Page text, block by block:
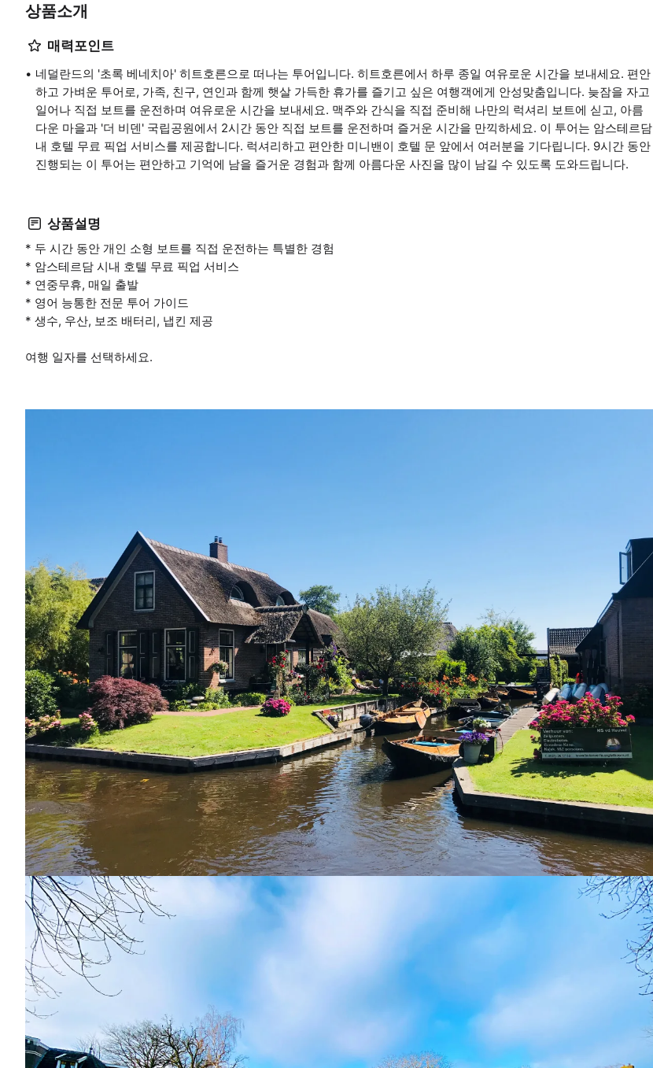
상품소개
매력포인트
네덜란드의 '초록 베네치아' 히트호른으로 떠나는 투어입니다. 히트호른에서 하루 종일 여유로운 시간을 보내세요. 편안
하고 가벼운 투어로, 가족, 친구, 연인과 함께 햇살 가득한 휴가를 즐기고 싶은 여행객에게 안성맞춤입니다. 늦잠을 자고
일어나 직접 보트를 운전하며 여유로운 시간을 보내세요. 맥주와 간식을 직접 준비해 나만의 럭셔리 보트에 싣고, 아름
다운 마을과 '더 비덴' 국립공원에서 2시간 동안 직접 보트를 운전하며 즐거운 시간을 만끽하세요. 이 투어는 암스테르담
내 호텔 무료 픽업 서비스를 제공합니다. 럭셔리하고 편안한 미니밴이 호텔 문 앞에서 여러분을 기다립니다. 9시간 동안
진행되는 이 투어는 편안하고 기억에 남을 즐거운 경험과 함께 아름다운 사진을 많이 남길 수 있도록 도와드립니다.
상품설명
* 두 시간 동안 개인 소형 보트를 직접 운전하는 특별한 경험
* 암스테르담 시내 호텔 무료 픽업 서비스
* 연중무휴, 매일 출발
* 영어 능통한 전문 투어 가이드
* 생수, 우산, 보조 배터리, 냅킨 제공
여행 일자를 선택하세요.